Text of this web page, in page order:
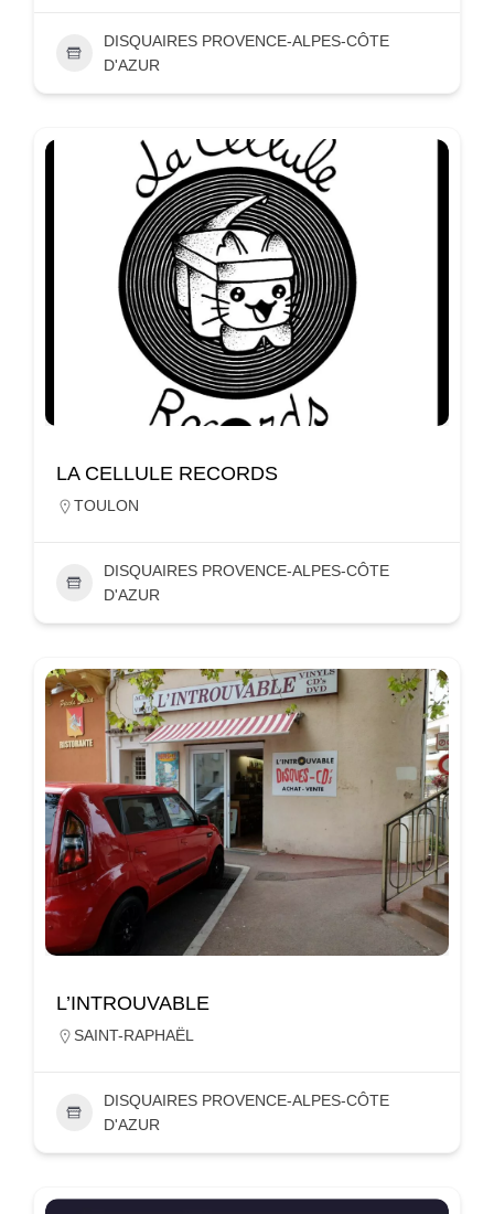
DISQUAIRES PROVENCE-ALPES-CÔTE
D'AZUR
LA CELLULE RECORDS
TOULON
DISQUAIRES PROVENCE-ALPES-CÔTE
D'AZUR
L’INTROUVABLE
SAINT-RAPHAËL
DISQUAIRES PROVENCE-ALPES-CÔTE
D'AZUR